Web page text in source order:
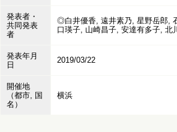
発表者・
共同発表
者
◎白井優香, 遠井素乃, 星野岳郎,
口瑛子, 山崎昌子, 安達有多子, 北
発表年月
日
2019/03/22
開催地
（都市, 国
名）
横浜